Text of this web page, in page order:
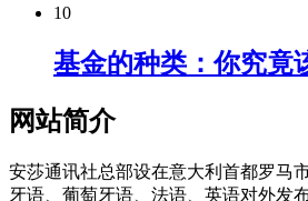
10
基金的种类：你究竟
网站简介
安莎通讯社总部设在意大利首都罗马
牙语、葡萄牙语、法语、英语对外发